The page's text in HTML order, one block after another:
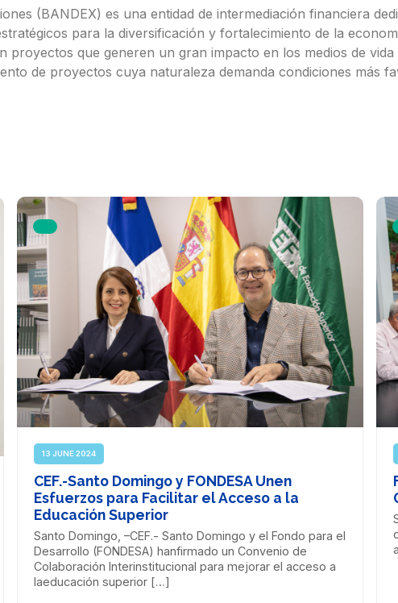
(BANDEX) es una entidad de intermediación financiera
para la diversificación y fortalecimiento de la
proyectos que generen un gran impacto en los medios de vida
de proyectos cuya naturaleza demanda condiciones más
13 JUNE 2024
CEF.-Santo Domingo y FONDESA Unen
Esfuerzos para Facilitar el Acceso a la
Educación Superior
Santo Domingo, –CEF.- Santo Domingo y el Fondo para el
Desarrollo (FONDESA) hanfirmado un Convenio de
Colaboración Interinstitucional para mejorar el acceso a
laeducación superior […]